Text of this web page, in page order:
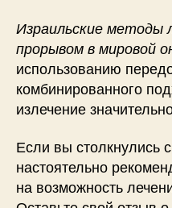
Израильские методы
прорывом в мировой
использованию
комбинированного
излечение
Если вы столкнулись
настоятельно
на возможность